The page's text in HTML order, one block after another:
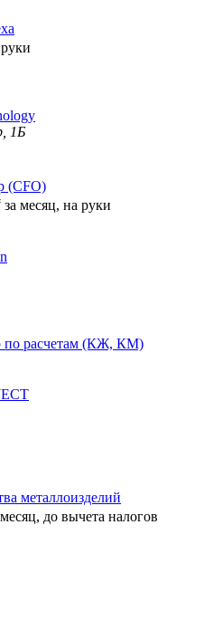
1Б
(CFO)
за месяц, на руки
по расчетам (КЖ, КМ)
металлоизделий
до вычета налогов